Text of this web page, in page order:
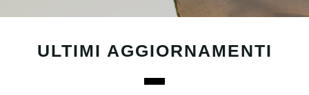
ULTIMI AGGIORNAMENTI